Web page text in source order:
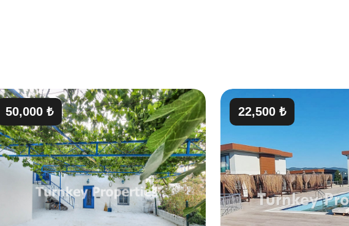
50,000 ₺ 22,500 ₺